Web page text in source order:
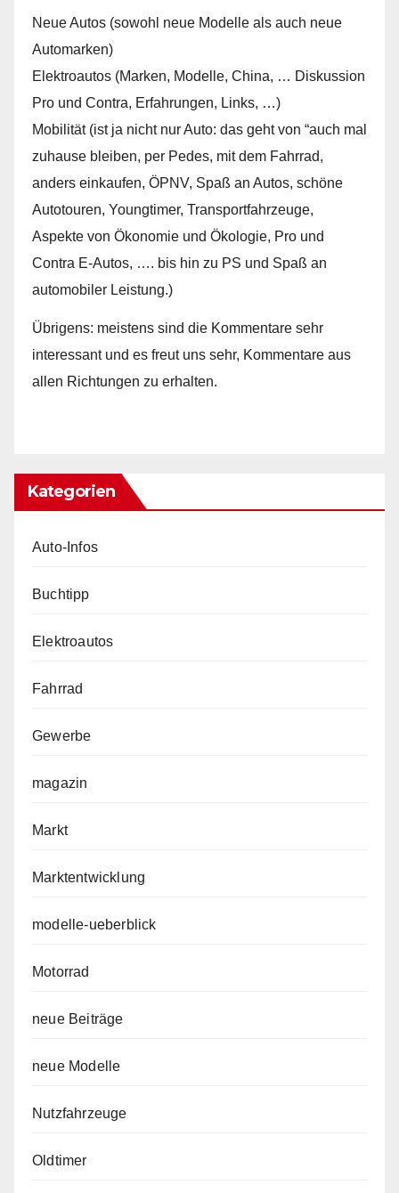
Neue Autos (sowohl neue Modelle als auch neue
Automarken)
Elektroautos (Marken, Modelle, China, … Diskussion
Pro und Contra, Erfahrungen, Links, …)
Mobilität (ist ja nicht nur Auto: das geht von “auch mal
zuhause bleiben, per Pedes, mit dem Fahrrad,
anders einkaufen, ÖPNV, Spaß an Autos, schöne
Autotouren, Youngtimer, Transportfahrzeuge,
Aspekte von Ökonomie und Ökologie, Pro und
Contra E-Autos, …. bis hin zu PS und Spaß an
automobiler Leistung.)
Übrigens: meistens sind die Kommentare sehr
interessant und es freut uns sehr, Kommentare aus
allen Richtungen zu erhalten.
Kategorien
Auto-Infos
Buchtipp
Elektroautos
Fahrrad
Gewerbe
magazin
Markt
Marktentwicklung
modelle-ueberblick
Motorrad
neue Beiträge
neue Modelle
Nutzfahrzeuge
Oldtimer